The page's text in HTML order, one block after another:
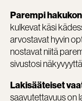
Parempi
kulkevat käsi
arvostavat hyvin
nostavat niitä
sivustosi
Lakisääteiset
saavutettavuus on